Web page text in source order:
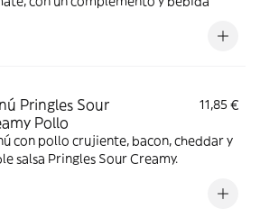
Pringles Sour
Pollo
11,85 €
con pollo crujiente, bacon, cheddar y
salsa Pringles Sour Creamy.